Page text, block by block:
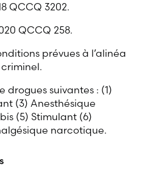
QCCQ 3202.
QCCQ 258.
prévues à l’alinéa
drogues suivantes : (1)
(3) Anesthésique
(5) Stimulant (6)
narcotique.